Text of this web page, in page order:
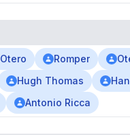
Otero Romper
Hugh Thomas
Antonio Ricca